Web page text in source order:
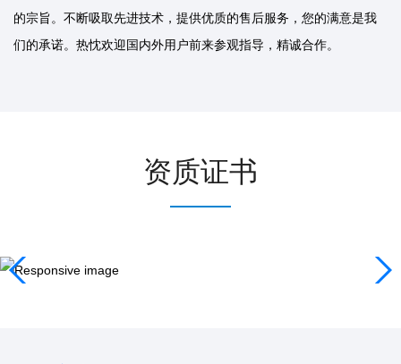
的宗旨。不断吸取先进技术，提供优质的售后服务，您的满意是我
们的承诺。热忱欢迎国内外用户前来参观指导，精诚合作。
资质证书